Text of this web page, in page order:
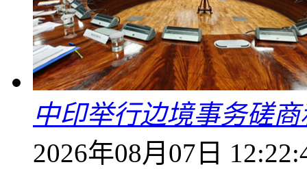
中印举行边境事务磋
2026年08月07日